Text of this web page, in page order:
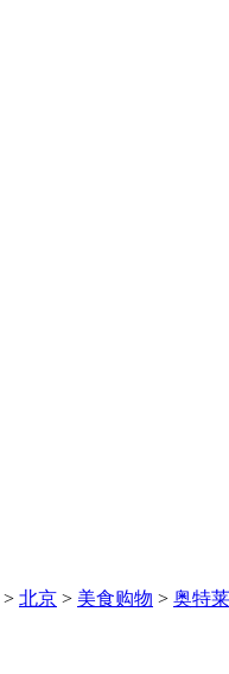
> 北京 > 美食购物 > 奥特